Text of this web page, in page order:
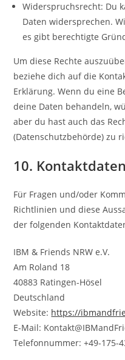
Widerspruchsrecht: Du
Daten widersprechen.
es gibt berechtigte
Um diese Rechte
beziehe dich auf die
Erklärung. Wenn du eine
deine Daten behandeln,
aber du hast auch das
(Datenschutzbehörde) zu
10. Kontaktdaten
Für Fragen und/oder
Richtlinien und diese
der folgenden
IBM & Friends NRW e.V.
Am Roland 18
40883 Ratingen-Hösel
Deutschland
Website: https://
E-Mail: Kontakt@
Telefonnummer: +49-175-